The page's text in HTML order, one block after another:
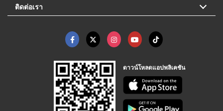
ติดต่อเรา
ดาวน์โหลดแอปพลิเคชัน